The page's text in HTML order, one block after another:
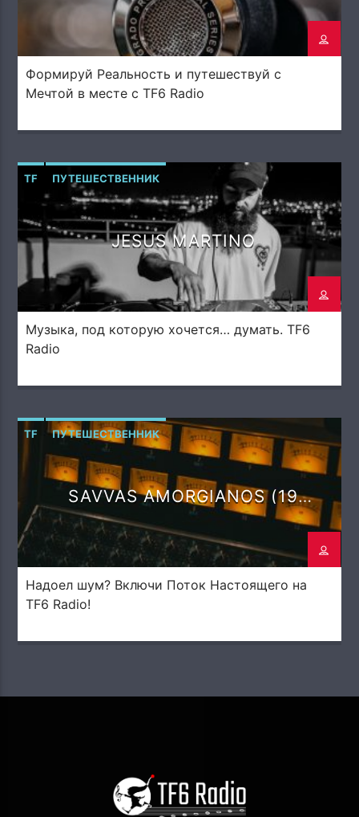
Формируй Реальность и путешествуй с
Мечтой в месте с TF6 Radio
TF ПУТЕШЕСТВЕННИК
JESUS MARTINO
Музыка, под которую хочется… думать. TF6
Radio
TF ПУТЕШЕСТВЕННИК
SAVVAS AMORGIANOS (19
DEGREES)
Надоел шум? Включи Поток Настоящего на
TF6 Radio!